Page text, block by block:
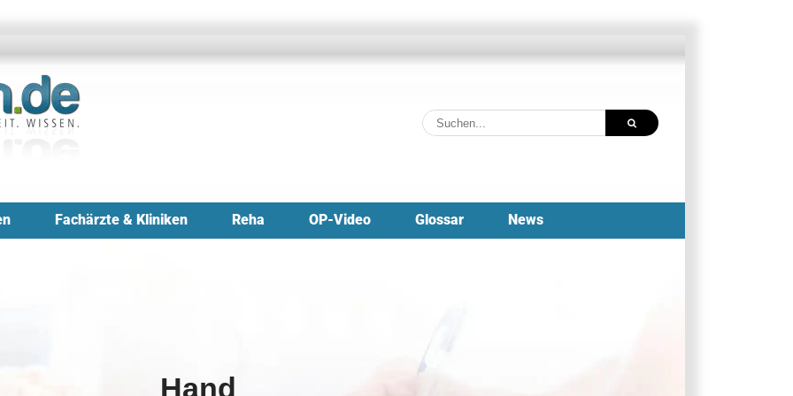
Suche
nach:
Fachärzte & Kliniken Reha OP-Video Glossar News
Hand